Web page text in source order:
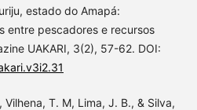
estado do Amapá:
entre pescadores e recursos
UAKARI, 3(2), 57-62. DOI:
Vilhena, T. M, Lima, J. B., & Silva,